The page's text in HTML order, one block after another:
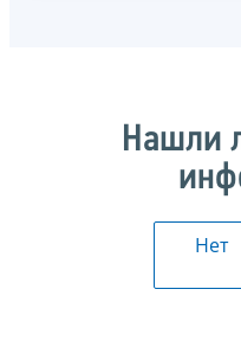
Нашли
Нет